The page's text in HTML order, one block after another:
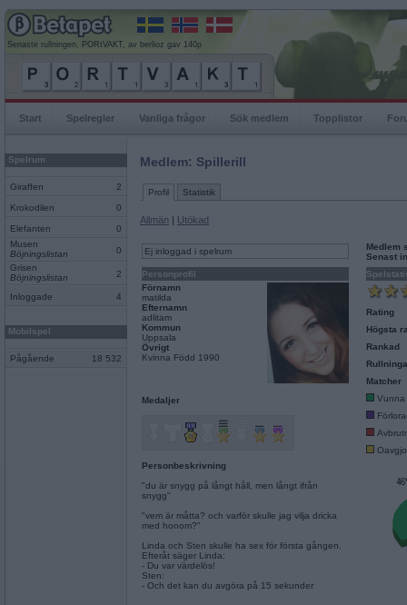
Senaste rullningen, PORtVAKT, av berlioz gav 140p
Start Spelregler Vanliga frågor Sök medlem Topplistor
Spelrum
Giraffen 2
Krokodilen 0
Elefanten
0
Musen
Böjningslistan
0
Grisen
Böjningslistan
2
Inloggade 4
Mobilspel
Pågående 18 532
Medlem: Spillerill
Profil Statistik
Allmän | Utökad
Ej inloggad i spelrum
Personprofil
Förnamn
matilda
Efternamn
adlitam
Kommun
Uppsala
Övrigt
Kvinna Född 1990
Medaljer
Personbeskrivning
"du är snygg på långt håll, men långt ifrån
snygg"
"vem är måtta? och varför skulle jag vilja dricka
med honom?"
Linda och Sten skulle ha sex för första gången.
Efteråt säger Linda:
- Du var värdelös!
Sten:
- Och det kan du avgöra på 15 sekunder
Medlem
Senast
Rating
Högsta
Rankad
Matcher
Vunna